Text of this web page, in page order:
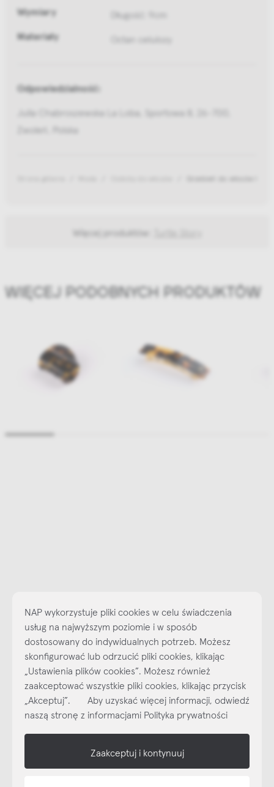
Wymiary Długość: 9cm
Materiały Octan celulozy
Odpowiedzialność:
Julia Chabroszewska La Loba, Sportowa 8, 26-700,
Zwoleń, Polska
Więcej produktów:
WIĘCEJ PODOBNYCH PRODUKTÓW
Najlepsze inspiracje i promocje na wyciągnięcie ręki, zapisz się już
dzisiaj do naszego cyklicznego newslettera!
SubskrybujNEWSLETTER
NAP
NAP wykorzystuje pliki cookies w celu świadczenia
usług na najwyższym poziomie i w sposób
dostosowany do indywidualnych potrzeb. Możesz
skonfigurować lub odrzucić pliki cookies, klikając
„Ustawienia plików cookies”. Możesz również
zaakceptować wszystkie pliki cookies, klikając przycisk
„Akceptuj”. Aby uzyskać więcej informacji, odwiedź
naszą stronę z informacjami Polityka prywatności
Zaakceptuj i kontynuuj